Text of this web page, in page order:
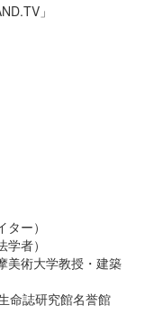
」
ー）
者）
術大学教授・建築
誌研究館名誉館